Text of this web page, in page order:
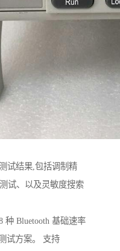
试结果,包括调制精
试、以及灵敏度搜索
种 Bluetooth 基础速率
试方案。 支持